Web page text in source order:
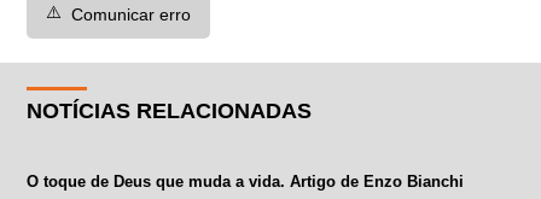
⚠️ Comunicar erro
NOTÍCIAS RELACIONADAS
O toque de Deus que muda a vida. Artigo de Enzo Bianchi